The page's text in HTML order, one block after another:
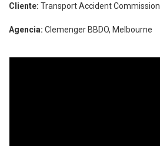
Cliente: Transport Accident Commission
Agencia: Clemenger BBDO, Melbourne